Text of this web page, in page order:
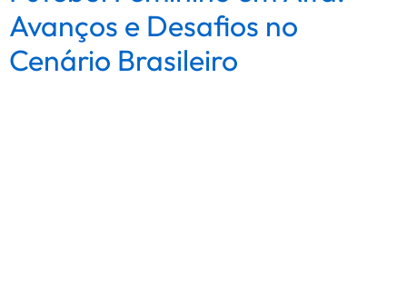
Avanços e Desafios no
Cenário Brasileiro